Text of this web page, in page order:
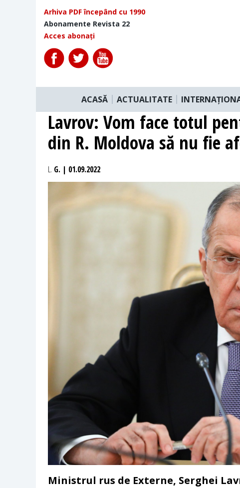
Arhiva PDF începând cu 1990
Abonamente Revista 22
Acces abonați
ACASĂ ACTUALITATE
Lavrov: Vom face totul
din R. Moldova să nu fie
L. G. | 01.09.2022
Ministrul rus de Externe, Serghei